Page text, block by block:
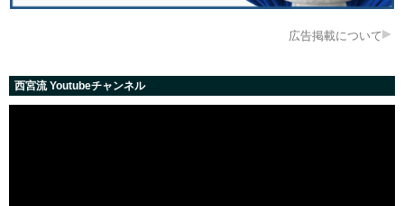
広告掲載について
西宮流 Youtubeチャンネル